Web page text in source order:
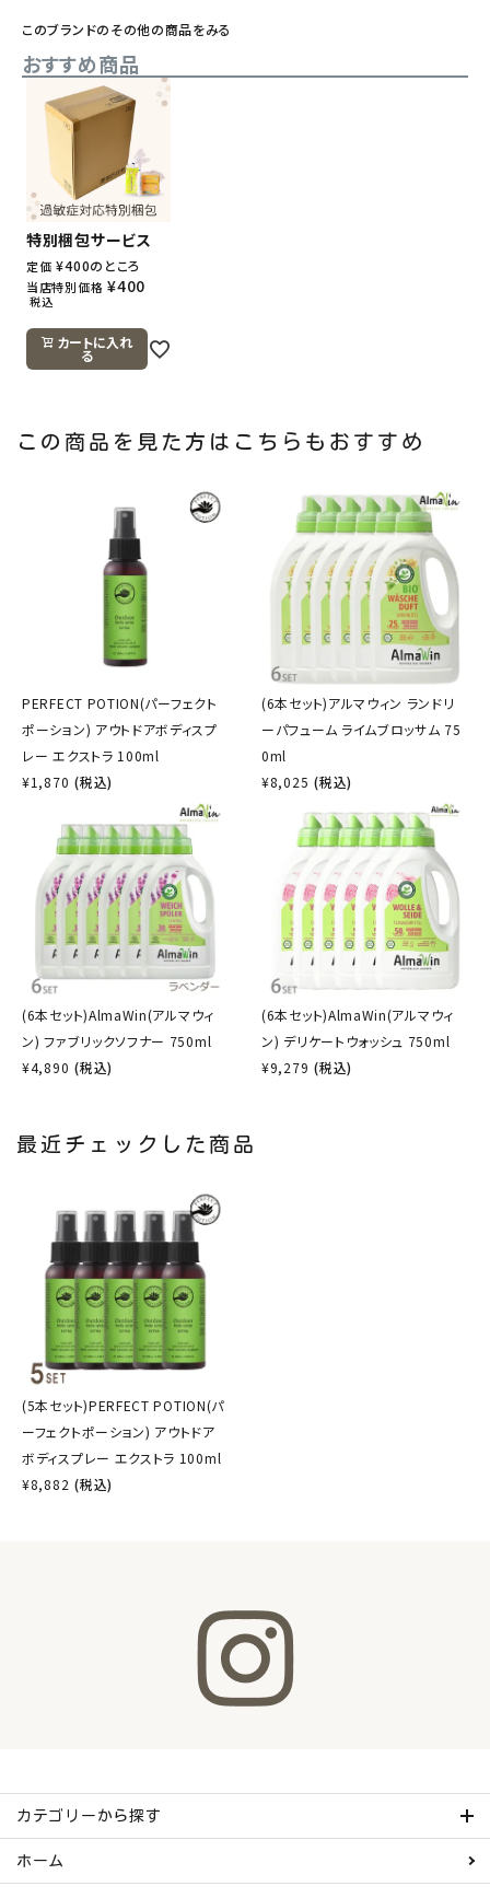
このブランドのその他の商品をみる
おすすめ商品
特別梱包サービス
定価 ¥400のところ
当店特別価格 ¥400
税込
カートに入れ
る
この商品を見た方はこちらもおすすめ
PERFECT POTION(パーフェクト
ポーション) アウトドアボディスプ
レー エクストラ 100ml
¥1,870 (税込)
(6本セット)アルマウィン ランドリ
ーパフューム ライムブロッサム 75
0ml
¥8,025 (税込)
(6本セット)AlmaWin(アルマウィ
ン) ファブリックソフナー 750ml
¥4,890 (税込)
(6本セット)AlmaWin(アルマウィ
ン) デリケートウォッシュ 750ml
¥9,279 (税込)
最近チェックした商品
(5本セット)PERFECT POTION(パ
ーフェクトポーション) アウトドア
ボディスプレー エクストラ 100ml
¥8,882 (税込)
カテゴリーから探す
ホーム